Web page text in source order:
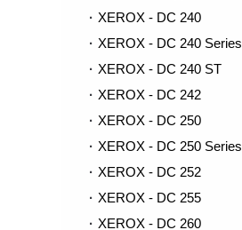
XEROX - DC 240
XEROX - DC 240 Series
XEROX - DC 240 ST
XEROX - DC 242
XEROX - DC 250
XEROX - DC 250 Series
XEROX - DC 252
XEROX - DC 255
XEROX - DC 260